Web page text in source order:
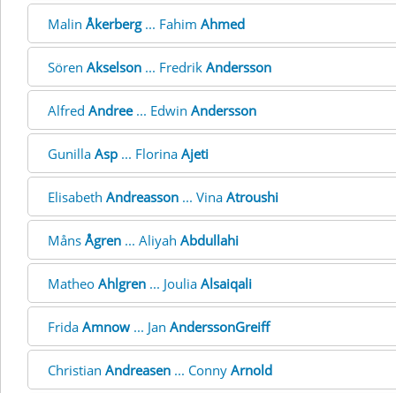
Malin Åkerberg... Fahim Ahmed
Sören Akselson ... Fredrik Andersson
Alfred Andree... Edwin Andersson
Gunilla Asp ... Florina Ajeti
Elisabeth Andreasson ... Vina Atroushi
Måns Ågren ... Aliyah Abdullahi
Matheo Ahlgren ... Joulia Alsaiqali
Frida Amnow ... Jan AnderssonGreiff
Christian Andreasen ... Conny Arnold